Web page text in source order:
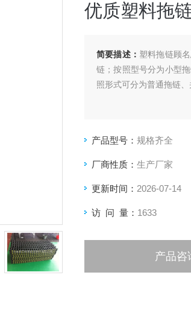
优质塑料拖
简要描述： 塑料拖链顾
链；按照型号分为小型
照形式可分为普通拖链
产品型号： 规格齐全
厂商性质： 生产厂家
更新时间： 2026-07-14
访 问 量： 1633
产品咨